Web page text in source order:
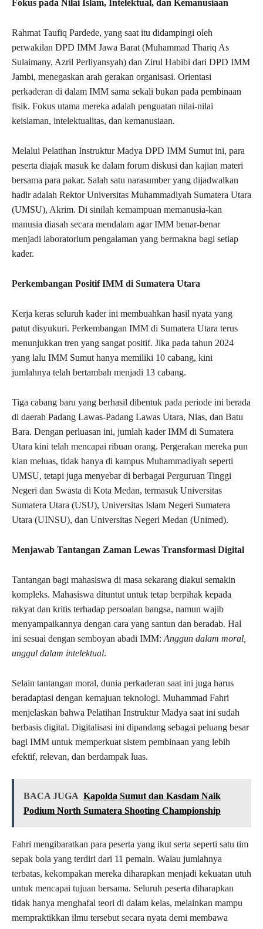
Fokus pada Nilai Islam, Intelektual, dan Kemanusiaan
Rahmat Taufiq Pardede, yang saat itu didampingi oleh
perwakilan DPD IMM Jawa Barat (Muhammad Thariq As
Sulaimany, Azril Perliyansyah) dan Zirul Habibi dari DPD IMM
Jambi, menegaskan arah gerakan organisasi. Orientasi
perkaderan di dalam IMM sama sekali bukan pada pembinaan
fisik. Fokus utama mereka adalah penguatan nilai-nilai
keislaman, intelektualitas, dan kemanusiaan.
Melalui Pelatihan Instruktur Madya DPD IMM Sumut ini, para
peserta diajak masuk ke dalam forum diskusi dan kajian materi
bersama para pakar. Salah satu narasumber yang dijadwalkan
hadir adalah Rektor Universitas Muhammadiyah Sumatera Utara
(UMSU), Akrim. Di sinilah kemampuan memanusia-kan
manusia diasah secara mendalam agar IMM benar-benar
menjadi laboratorium pengalaman yang bermakna bagi setiap
kader.
Perkembangan Positif IMM di Sumatera Utara
Kerja keras seluruh kader ini membuahkan hasil nyata yang
patut disyukuri. Perkembangan IMM di Sumatera Utara terus
menunjukkan tren yang sangat positif. Jika pada tahun 2024
yang lalu IMM Sumut hanya memiliki 10 cabang, kini
jumlahnya telah bertambah menjadi 13 cabang.
Tiga cabang baru yang berhasil dibentuk pada periode ini berada
di daerah Padang Lawas-Padang Lawas Utara, Nias, dan Batu
Bara. Dengan perluasan ini, jumlah kader IMM di Sumatera
Utara kini telah mencapai ribuan orang. Pergerakan mereka pun
kian meluas, tidak hanya di kampus Muhammadiyah seperti
UMSU, tetapi juga menyebar di berbagai Perguruan Tinggi
Negeri dan Swasta di Kota Medan, termasuk Universitas
Sumatera Utara (USU), Universitas Islam Negeri Sumatera
Utara (UINSU), dan Universitas Negeri Medan (Unimed).
Menjawab Tantangan Zaman Lewas Transformasi Digital
Tantangan bagi mahasiswa di masa sekarang diakui semakin
kompleks. Mahasiswa dituntut untuk tetap berpihak kepada
rakyat dan kritis terhadap persoalan bangsa, namun wajib
menyampaikannya dengan cara yang santun dan beradab. Hal
ini sesuai dengan semboyan abadi IMM: Anggun dalam moral,
unggul dalam intelektual.
Selain tantangan moral, dunia perkaderan saat ini juga harus
beradaptasi dengan kemajuan teknologi. Muhammad Fahri
menjelaskan bahwa Pelatihan Instruktur Madya saat ini sudah
berbasis digital. Digitalisasi ini dipandang sebagai peluang besar
bagi IMM untuk memperkuat sistem pembinaan yang lebih
efektif, relevan, dan berdampak luas.
BACA JUGA Kapolda Sumut dan Kasdam Naik
Podium North Sumatera Shooting Championship
Fahri mengibaratkan para peserta yang ikut serta seperti satu tim
sepak bola yang terdiri dari 11 pemain. Walau jumlahnya
terbatas, kekompakan mereka diharapkan menjadi kekuatan utuh
untuk mencapai tujuan bersama. Seluruh peserta diharapkan
tidak hanya menghafal teori di dalam kelas, melainkan mampu
mempraktikkan ilmu tersebut secara nyata demi membawa